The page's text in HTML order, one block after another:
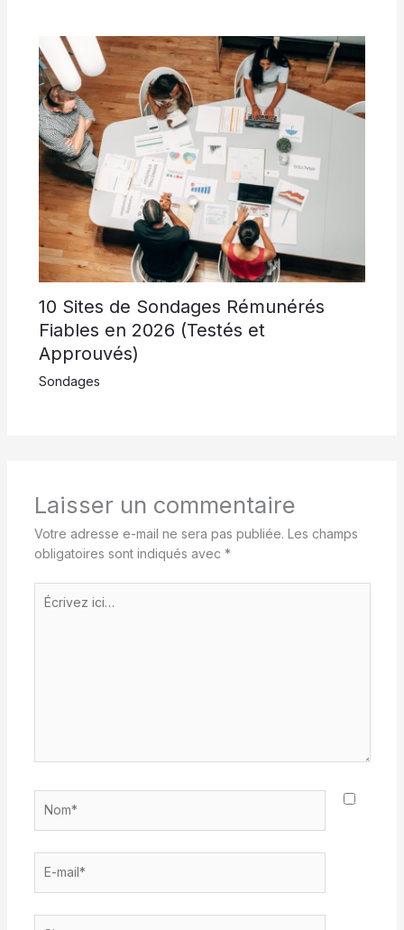
10 Sites de Sondages Rémunérés
Fiables en 2026 (Testés et
Approuvés)
Sondages
Laisser un commentaire
Votre adresse e-mail ne sera pas publiée. Les champs
obligatoires sont indiqués avec *
Écrivez
ici…
mail*